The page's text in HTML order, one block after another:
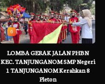
6
LOMBA GERAK JALAN PHBN
KEC. TANJUNGANOM SMP Negeri
1 TANJUNGANOM Kerahkan 8
Pleton